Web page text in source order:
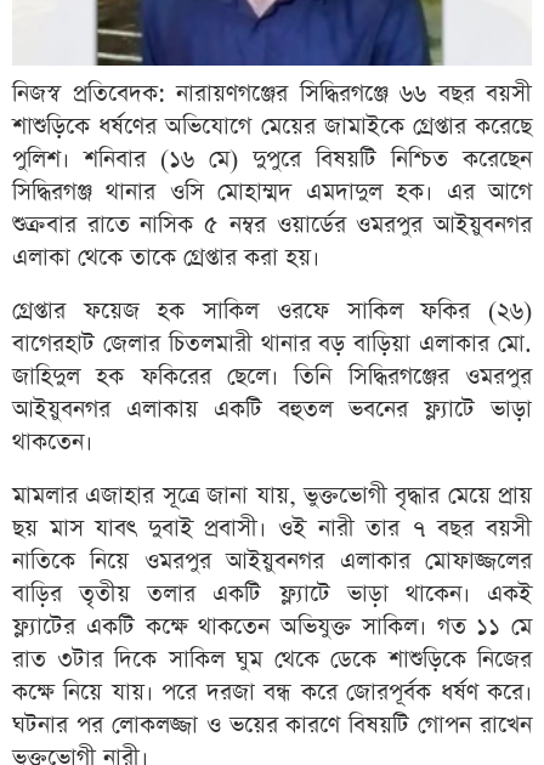
নিজস্ব প্রতিবেদক: নারায়ণগঞ্জের সিদ্ধিরগঞ্জে ৬৬ বছর বয়সী
শাশুড়িকে ধর্ষণের অভিযোগে মেয়ের জামাইকে গ্রেপ্তার করেছে
পুলিশ। শনিবার (১৬ মে) দুপুরে বিষয়টি নিশ্চিত করেছেন
সিদ্ধিরগঞ্জ থানার ওসি মোহাম্মদ এমদাদুল হক। এর আগে
শুক্রবার রাতে নাসিক ৫ নম্বর ওয়ার্ডের ওমরপুর আইয়ুবনগর
এলাকা থেকে তাকে গ্রেপ্তার করা হয়।
গ্রেপ্তার ফয়েজ হক সাকিল ওরফে সাকিল ফকির (২৬)
বাগেরহাট জেলার চিতলমারী থানার বড় বাড়িয়া এলাকার মো.
জাহিদুল হক ফকিরের ছেলে। তিনি সিদ্ধিরগঞ্জের ওমরপুর
আইয়ুবনগর এলাকায় একটি বহুতল ভবনের ফ্ল্যাটে ভাড়া
থাকতেন।
মামলার এজাহার সূত্রে জানা যায়, ভুক্তভোগী বৃদ্ধার মেয়ে প্রায়
ছয় মাস যাবৎ দুবাই প্রবাসী। ওই নারী তার ৭ বছর বয়সী
নাতিকে নিয়ে ওমরপুর আইয়ুবনগর এলাকার মোফাজ্জলের
বাড়ির তৃতীয় তলার একটি ফ্ল্যাটে ভাড়া থাকেন। একই
ফ্ল্যাটের একটি কক্ষে থাকতেন অভিযুক্ত সাকিল। গত ১১ মে
রাত ৩টার দিকে সাকিল ঘুম থেকে ডেকে শাশুড়িকে নিজের
কক্ষে নিয়ে যায়। পরে দরজা বন্ধ করে জোরপূর্বক ধর্ষণ করে।
ঘটনার পর লোকলজ্জা ও ভয়ের কারণে বিষয়টি গোপন রাখেন
ভুক্তভোগী নারী।